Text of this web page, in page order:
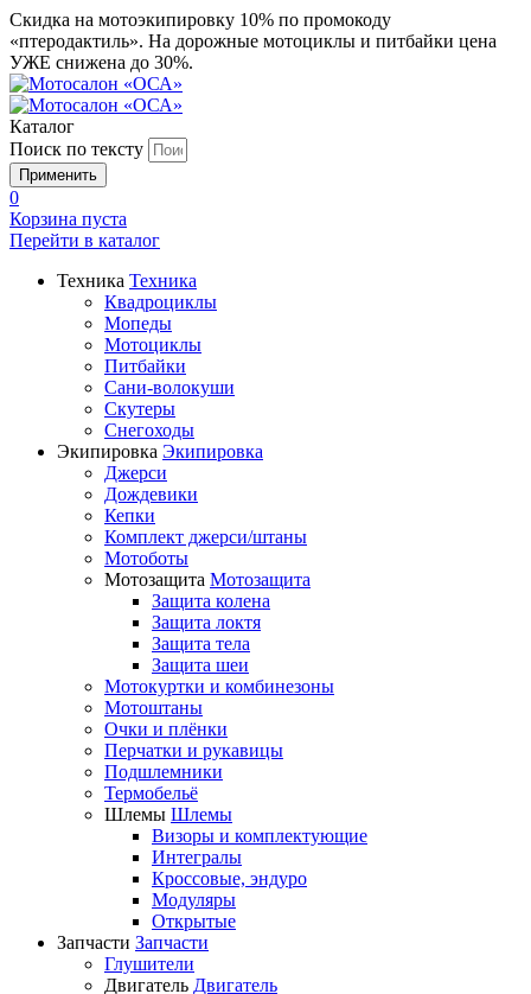
Скидка на мотоэкипировку 10% по промокоду
«птеродактиль». На дорожные мотоциклы и питбайки цена
УЖЕ снижена до 30%.
Каталог
Поиск по тексту
0
Корзина пуста
Перейти в каталог
Техника Техника
Квадроциклы
Мопеды
Мотоциклы
Питбайки
Сани-волокуши
Скутеры
Снегоходы
Экипировка Экипировка
Джерси
Дождевики
Кепки
Комплект джерси/штаны
Мотоботы
Мотозащита Мотозащита
Защита колена
Защита локтя
Защита тела
Защита шеи
Мотокуртки и комбинезоны
Мотоштаны
Очки и плёнки
Перчатки и рукавицы
Подшлемники
Термобельё
Шлемы Шлемы
Визоры и комплектующие
Интегралы
Кроссовые, эндуро
Модуляры
Открытые
Запчасти Запчасти
Глушители
Двигатель Двигатель